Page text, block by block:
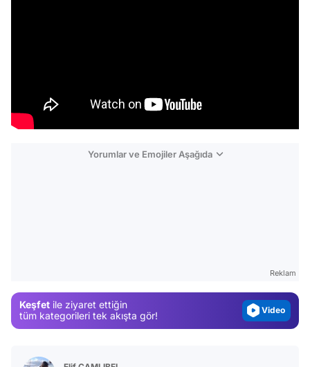
Yorumlar ve Emojiler Aşağıda
Reklam
Keşfet ile ziyaret ettiğin
tüm kategorileri tek akışta gör!
Video